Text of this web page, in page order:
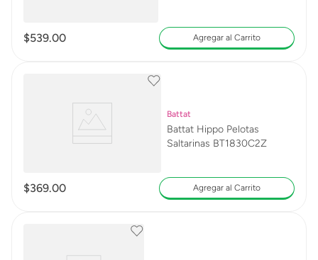
$539.00 Agregar al Carrito
Battat
Battat Hippo Pelotas
Saltarinas BT1830C2Z
$369.00 Agregar al Carrito